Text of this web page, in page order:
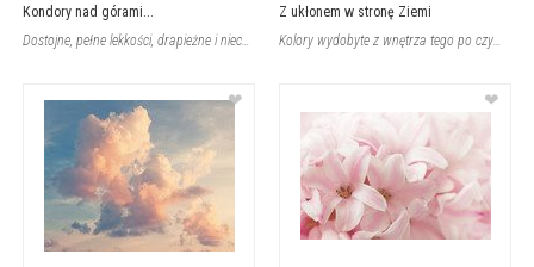
Kondory nad górami...
Z ukłonem w stronę Ziemi
❤ ❤